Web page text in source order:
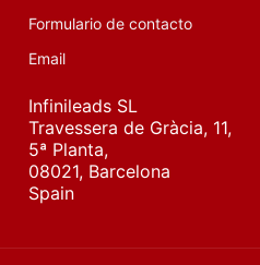
Formulario de contacto
Email
Infinileads SL
Travessera de Gràcia, 11,
5ª Planta,
08021, Barcelona
Spain